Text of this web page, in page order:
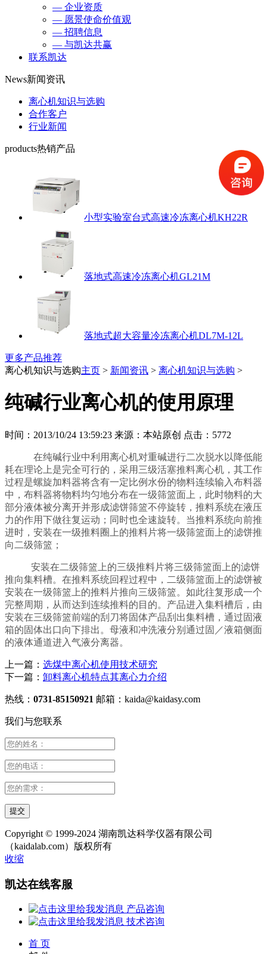
— 企业资质
— 愿景使命价值观
— 招聘信息
— 与凯达共赢
联系凯达
News新闻资讯
离心机知识与选购
合作客户
行业新闻
products热销产品
小型实验室台式高速冷冻离心机KH22R
落地式高速冷冻离心机GL21M
落地式超大容量冷冻离心机DL7M-12L
更多产品推荐
离心机知识与选购主页 > 新闻资讯 > 离心机知识与选购 >
纯碱行业离心机的使用原理
时间：2013/10/24 13:59:23 来源：本站原创 点击：5772
在纯碱行业中利用离心机对重碱进行二次脱水以降低能
耗在理论上是完全可行的，采用三级活塞推料离心机，其工作
过程是螺旋加料器将含有一定比例水份的物料连续输入布料器
中，布料器将物料均匀地分布在一级筛篮面上，此时物料的大
部分液体被分离开并形成滤饼筛篮不停旋转，推料系统在液压
力的作用下做往复运动；同时也全速旋转。当推料系统向前推
进时，安装在一级推料圈上的推料片将一级筛篮面上的滤饼推
向二级筛篮；
安装在二级筛篮上的三级推料片将三级筛篮面上的滤饼
推向集料槽。在推料系统回程过程中，二级筛篮面上的滤饼被
安装在一级筛篮上的推料片推向三级筛篮。如此往复形成一个
完整周期，从而达到连续推料的目的。产品进入集料槽后，由
安装在三级筛篮前端的刮刀将固体产品刮出集料槽，通过固液
箱的固体出口向下排出。母液和冲洗液分别通过固／液箱侧面
的液体通道进入气液分离器。
上一篇： 选煤中离心机使用技术研究
下一篇： 卸料离心机特点其离心力介绍
热线： 0731-85150921 邮箱： kaida@kaidasy.com
我们与您联系
Copyright © 1999-2024 湖南凯达科学仪器有限公司
（kaidalab.com）版权所有
收缩
凯达在线客服
产品咨询
技术咨询
首 页